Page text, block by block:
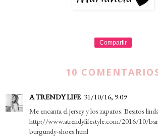
Compartir
10
A TRENDY LIFE 31/10/16, 9:09
Me encanta el jersey y los zapatos. Besitos
http://www.atrendylifestyle.com/2016/10/
burgundy-shoes.html